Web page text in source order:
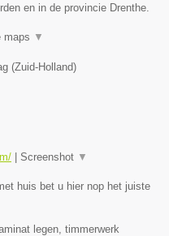
en in de provincie Drenthe.
maps ▼
(Zuid-Holland)
Screenshot ▼
huis bet u hier nop het juiste
legen, timmerwerk